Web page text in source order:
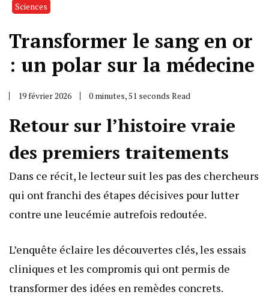
Sciences
Transformer le sang en or
: un polar sur la médecine
19 février 2026 0 minutes, 51 seconds Read
Retour sur l’histoire vraie
des premiers traitements
Dans ce récit, le lecteur suit les pas des chercheurs
qui ont franchi des étapes décisives pour lutter
contre une leucémie autrefois redoutée.
L’enquête éclaire les découvertes clés, les essais
cliniques et les compromis qui ont permis de
transformer des idées en remèdes concrets.